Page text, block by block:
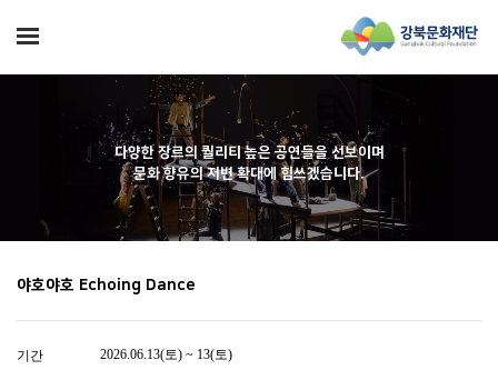
다양한 장르의 퀄리티 높은 공연들을 선보이며
문화 향유의 저변 확대에 힘쓰겠습니다.
야호야호 Echoing Dance
기간
2026.06.13(토) ~ 13(토)